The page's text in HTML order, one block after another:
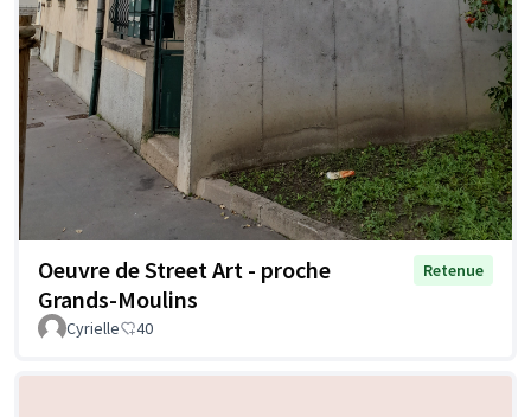
Oeuvre de Street Art - proche
Grands-Moulins
Retenue
Cyrielle 40